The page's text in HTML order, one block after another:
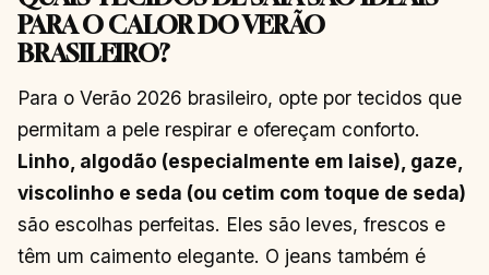
PARA O CALOR DO VERÃO
BRASILEIRO?
Para o Verão 2026 brasileiro, opte por tecidos que
permitam a pele respirar e ofereçam conforto.
Linho, algodão (especialmente em laise), gaze,
viscolinho e seda (ou cetim com toque de seda)
são escolhas perfeitas. Eles são leves, frescos e
têm um caimento elegante. O jeans também é